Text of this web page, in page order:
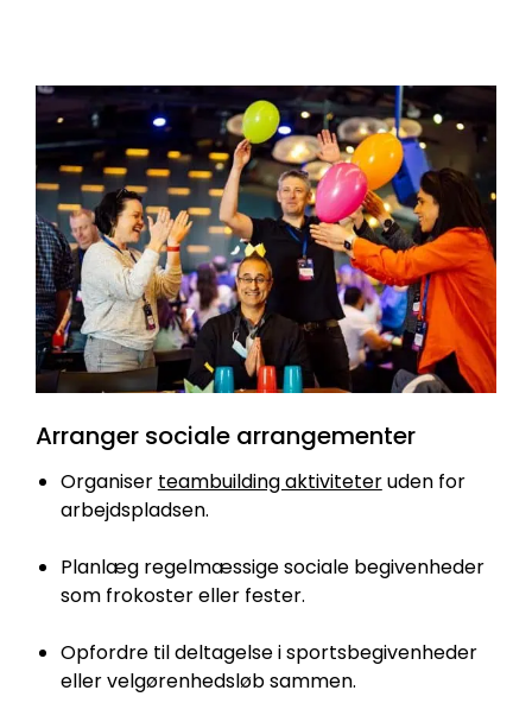
Arranger sociale arrangementer
Organiser teambuilding aktiviteteruden for
arbejdspladsen.
Planlæg regelmæssige sociale begivenheder
som frokoster eller fester.
Opfordre til deltagelse i sportsbegivenheder
eller velgørenhedsløb sammen.